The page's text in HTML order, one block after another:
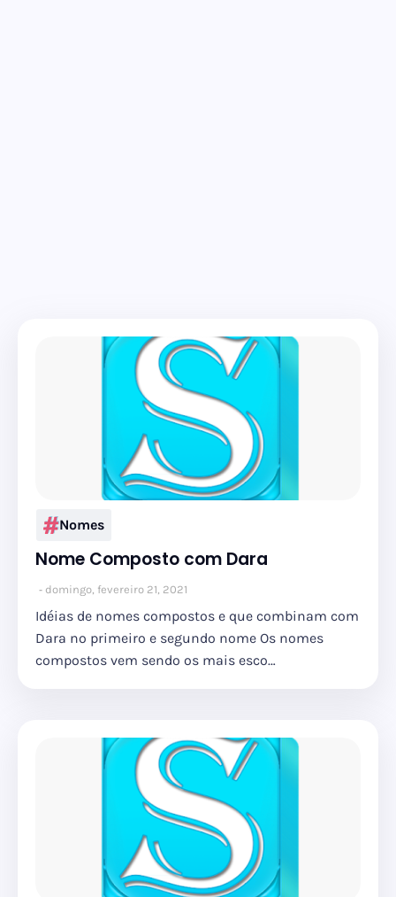
Nomes
Nome Composto com Dara
domingo, fevereiro 21, 2021
Idéias de nomes compostos e que combinam com
Dara no primeiro e segundo nome Os nomes
compostos vem sendo os mais esco…